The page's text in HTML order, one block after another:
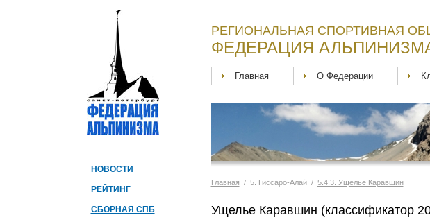
НОВОСТИ
РЕЙТИНГ
СБОРНАЯ СПБ
РЕГИОНАЛЬНАЯ СПОРТИВНАЯ
ФЕДЕРАЦИЯ
Главная О Федерации
Главная / 5. Гиссаро-Алай / 5.4.3. Ущелье Каравшин
Ущелье Каравшин (классификатор